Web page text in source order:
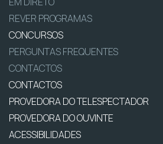
REVER PROGRAMAS
CONCURSOS
PERGUNTAS FREQUENTES
CONTACTOS
CONTACTOS
PROVEDORA DO TELESPECTADOR
PROVEDORA DO OUVINTE
ACESSIBILIDADES